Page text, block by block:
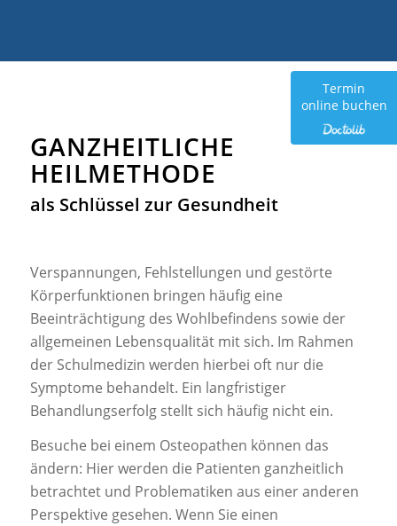
GANZHEITLICHE
HEILMETHODE
als Schlüssel zur Gesundheit
Verspannungen, Fehlstellungen und gestörte
Körperfunktionen bringen häufig eine
Beeinträchtigung des Wohlbefindens sowie der
allgemeinen Lebensqualität mit sich. Im Rahmen
der Schulmedizin werden hierbei oft nur die
Symptome behandelt. Ein langfristiger
Behandlungserfolg stellt sich häufig nicht ein.
Besuche bei einem Osteopathen können das
ändern: Hier werden die Patienten ganzheitlich
betrachtet und Problematiken aus einer anderen
Perspektive gesehen. Wenn Sie einen
Termin
online buchen